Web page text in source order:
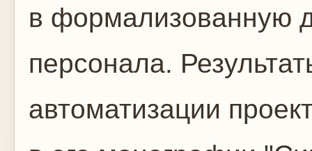
в формализованную
персонала.
автоматизации